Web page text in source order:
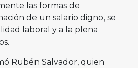
las formas de
de un salario digno, se
laboral y a la plena
Rubén Salvador, quien